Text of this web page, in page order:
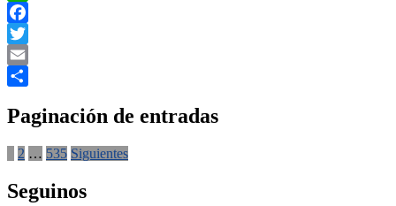
WhatsApp
Facebook
Twitter
Email
Paginación de entradas
2 … 535 Siguientes
Seguinos